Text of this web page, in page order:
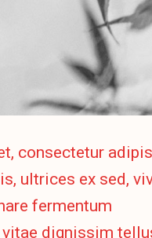
consectetur
ultrices ex sed,
fermentum
vitae dignissim